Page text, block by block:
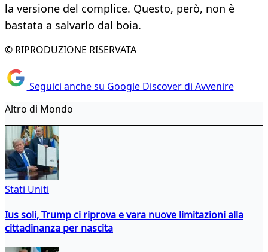
la versione del complice. Questo, però, non è
bastata a salvarlo dal boia.
© RIPRODUZIONE RISERVATA
Seguici anche su Google Discover di Avvenire
Altro di Mondo
Stati Uniti
Ius soli, Trump ci riprova e vara nuove limitazioni alla
cittadinanza per nascita